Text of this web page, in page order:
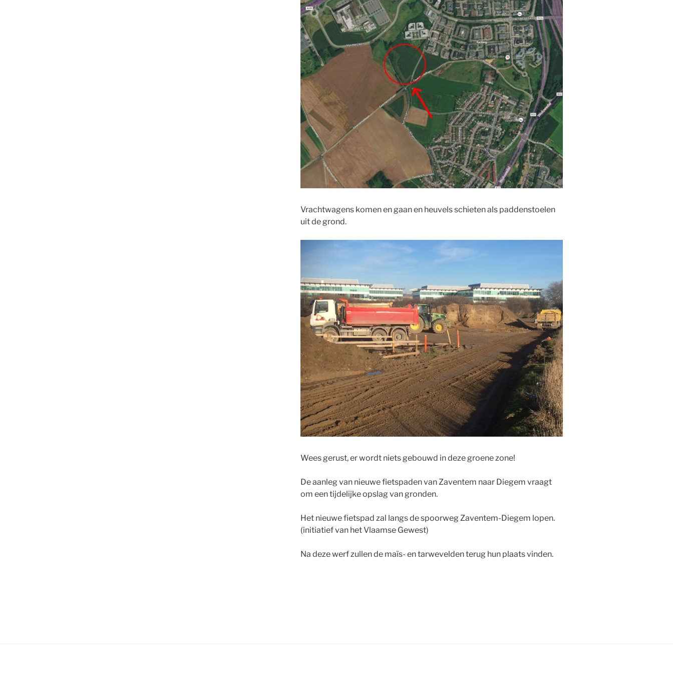
Vrachtwagens komen en gaan en heuvels schieten als paddenstoelen
uit de grond.
Wees gerust, er wordt niets gebouwd in deze groene zone!
De aanleg van nieuwe fietspaden van Zaventem naar Diegem vraagt ​​
om een ​​tijdelijke opslag van gronden.
Het nieuwe fietspad zal langs de spoorweg Zaventem-Diegem lopen.
(initiatief van het Vlaamse Gewest)
Na deze werf zullen de maïs- en tarwevelden terug hun plaats vinden.